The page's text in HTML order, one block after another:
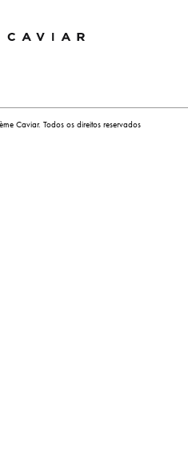
Caviar. Todos os direitos reservados